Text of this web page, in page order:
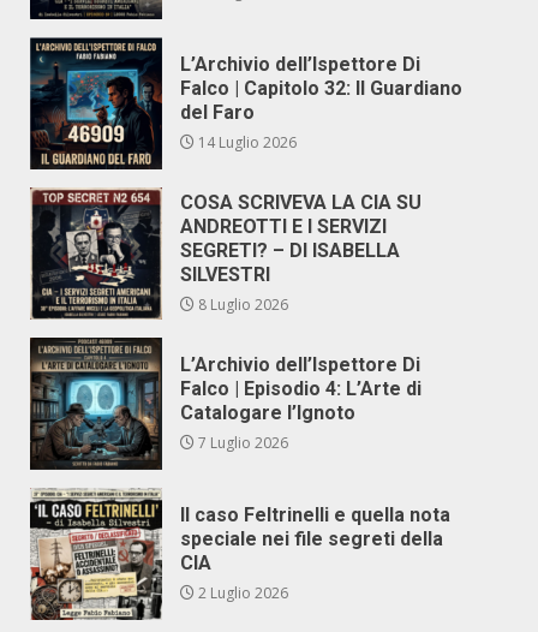
L’Archivio dell’Ispettore Di
Falco | Capitolo 32: Il Guardiano
del Faro
14 Luglio 2026
COSA SCRIVEVA LA CIA SU
ANDREOTTI E I SERVIZI
SEGRETI? – DI ISABELLA
SILVESTRI
8 Luglio 2026
L’Archivio dell’Ispettore Di
Falco | Episodio 4: L’Arte di
Catalogare l’Ignoto
7 Luglio 2026
Il caso Feltrinelli e quella nota
speciale nei file segreti della
CIA
2 Luglio 2026